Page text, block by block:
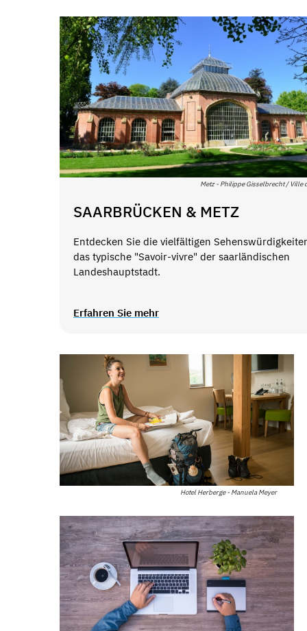
Metz - Philippe Gisselbrecht / Ville
SAARBRÜCKEN & METZ
Entdecken Sie die vielfältigen
das typische "Savoir-vivre" der saarländischen
Landeshauptstadt.
Erfahren Sie mehr
Hotel Herberge - Manuela Meyer